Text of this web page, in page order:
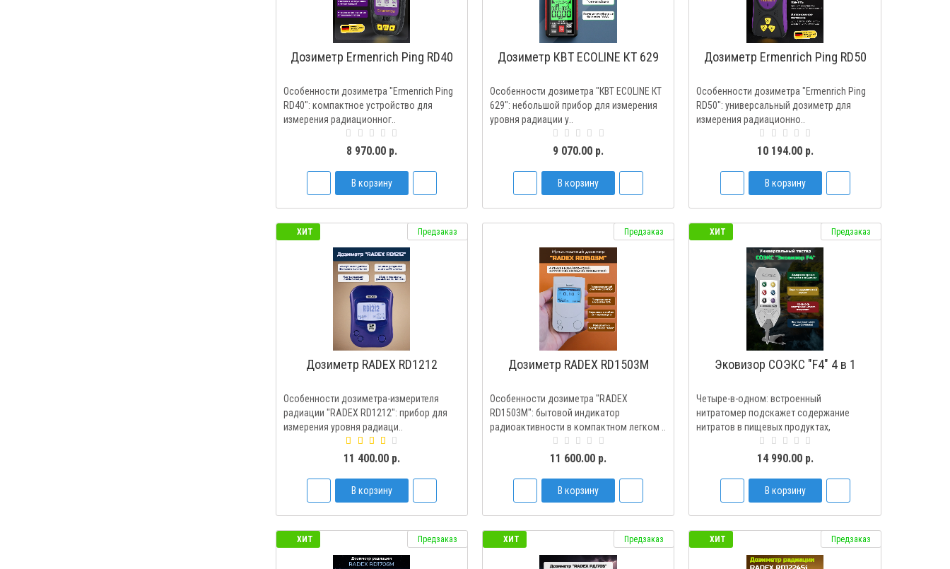
Дозиметр Ermenrich Ping RD40
Особенности дозиметра "Ermenrich Ping
RD40": компактное устройство для
измерения радиационног..
8 970.00 р.
В корзину
Дозиметр КВТ ECOLINE КТ 629
Особенности дозиметра "КВТ ECOLINE КТ
629": небольшой прибор для измерения
уровня радиации у..
9 070.00 р.
В корзину
Дозиметр Ermenrich Ping RD50
Особенности дозиметра "Ermenrich Ping
RD50": универсальный дозиметр для
измерения радиационно..
10 194.00 р.
В корзину
ХИТ Предзаказ
Дозиметр RADEX RD1212
Особенности дозиметра-измерителя
радиации "RADEX RD1212": прибор для
измерения уровня радиаци..
11 400.00 р.
В корзину
Предзаказ
Дозиметр RADEX RD1503M
Особенности дозиметра "RADEX
RD1503M": бытовой индикатор
радиоактивности в компактном легком ..
11 600.00 р.
В корзину
ХИТ Предзаказ
Эковизор СОЭКС "F4" 4 в 1
Четыре-в-одном: встроенный
нитратомер подскажет содержание
нитратов в пищевых продуктах,
14 990.00 р.
В корзину
ХИТ Предзаказ ХИТ Предзаказ ХИТ Предзаказ